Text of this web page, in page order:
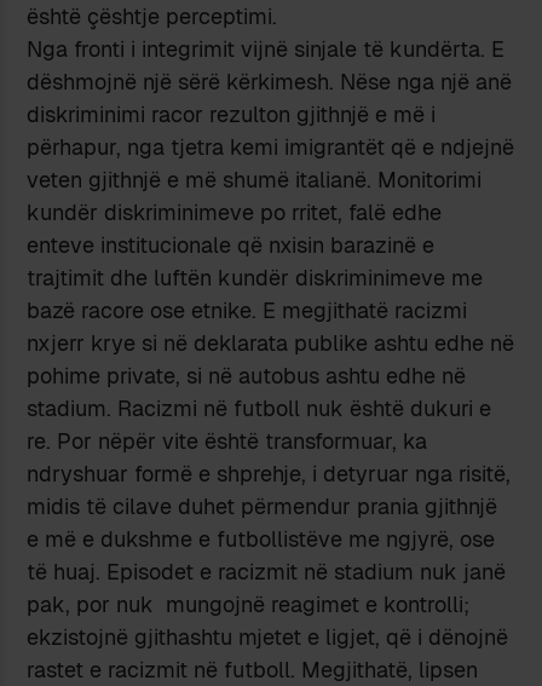
është çështje perceptimi.
Nga fronti i integrimit vijnë sinjale të kundërta. E
dëshmojnë një sërë kërkimesh. Nëse nga një anë
diskriminimi racor rezulton gjithnjë e më i
përhapur, nga tjetra kemi imigrantët që e ndjejnë
veten gjithnjë e më shumë italianë. Monitorimi
kundër diskriminimeve po rritet, falë edhe
enteve institucionale që nxisin barazinë e
trajtimit dhe luftën kundër diskriminimeve me
bazë racore ose etnike. E megjithatë racizmi
nxjerr krye si në deklarata publike ashtu edhe në
pohime private, si në autobus ashtu edhe në
stadium. Racizmi në futboll nuk është dukuri e
re. Por nëpër vite është transformuar, ka
ndryshuar formë e shprehje, i detyruar nga risitë,
midis të cilave duhet përmendur prania gjithnjë
e më e dukshme e futbollistëve me ngjyrë, ose
të huaj. Episodet e racizmit në stadium nuk janë
pak, por nuk mungojnë reagimet e kontrolli;
ekzistojnë gjithashtu mjetet e ligjet, që i dënojnë
rastet e racizmit në futboll. Megjithatë, lipsen